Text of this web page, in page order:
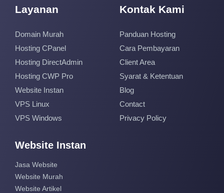
Layanan
Domain Murah
Hosting CPanel
Hosting DirectAdmin
Hosting CWP Pro
Website Instan
VPS Linux
VPS Windows
Kontak Kami
Panduan Hosting
Cara Pembayaran
Client Area
Syarat & Ketentuan
Blog
Contact
Privacy Policy
Website Instan
Jasa Website
Website Murah
Website Artikel